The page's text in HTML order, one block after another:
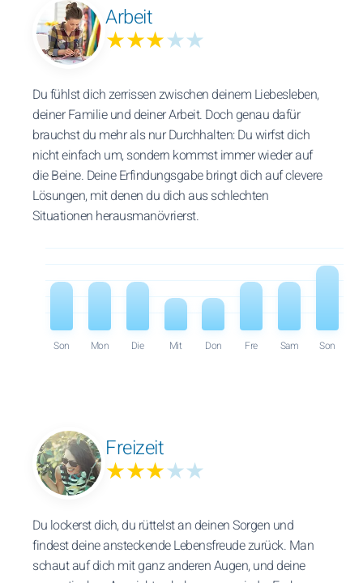
Arbeit
★★★★★
Du fühlst dich zerrissen zwischen deinem Liebesleben,
deiner Familie und deiner Arbeit. Doch genau dafür
brauchst du mehr als nur Durchhalten: Du wirfst dich
nicht einfach um, sondern kommst immer wieder auf
die Beine. Deine Erfindungsgabe bringt dich auf clevere
Lösungen, mit denen du dich aus schlechten
Situationen herausmanövrierst.
Son Mon Die Mit Don Fre Sam Son
Freizeit
★★★★★
Du lockerst dich, du rüttelst an deinen Sorgen und
findest deine ansteckende Lebensfreude zurück. Man
schaut auf dich mit ganz anderen Augen, und deine